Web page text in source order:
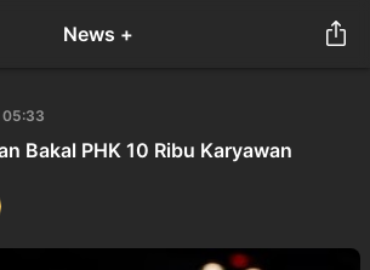
News +
05:33
Bakal PHK 10 Ribu Karyawan